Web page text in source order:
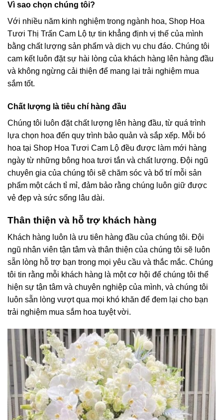
Vì sao chọn chúng tôi?
Với nhiều năm kinh nghiệm trong ngành hoa, Shop Hoa
Tươi Thị Trấn Cam Lộ tự tin khẳng định vị thế của mình
bằng chất lượng sản phẩm và dịch vụ chu đáo. Chúng tôi
cam kết luôn đặt sự hài lòng của khách hàng lên hàng đầu
và không ngừng cải thiện để mang lại trải nghiệm mua
sắm tốt.
Chất lượng là tiêu chí hàng đầu
Chúng tôi luôn đặt chất lượng lên hàng đầu, từ quá trình
lựa chọn hoa đến quy trình bảo quản và sắp xếp. Mỗi bó
hoa tại Shop Hoa Tươi Cam Lộ đều được làm mới hàng
ngày từ những bông hoa tươi tắn và chất lượng. Đội ngũ
chuyên gia của chúng tôi sẽ chăm sóc và bố trí mỗi sản
phẩm một cách tỉ mỉ, đảm bảo rằng chúng luôn giữ được
vẻ đẹp và sức sống lâu dài.
Thân thiện và hỗ trợ khách hàng
Khách hàng luôn là ưu tiên hàng đầu của chúng tôi. Đội
ngũ nhân viên tận tâm và thân thiện của chúng tôi sẽ luôn
sẵn lòng hỗ trợ bạn trong mọi yêu cầu và thắc mắc. Chúng
tôi tin rằng mỗi khách hàng là một cơ hội để chúng tôi thể
hiện sự tận tâm và chuyên nghiệp của mình, và chúng tôi
luôn sẵn lòng vượt qua mọi khó khăn để đem lại cho bạn
trải nghiệm mua sắm hoa tuyệt vời.